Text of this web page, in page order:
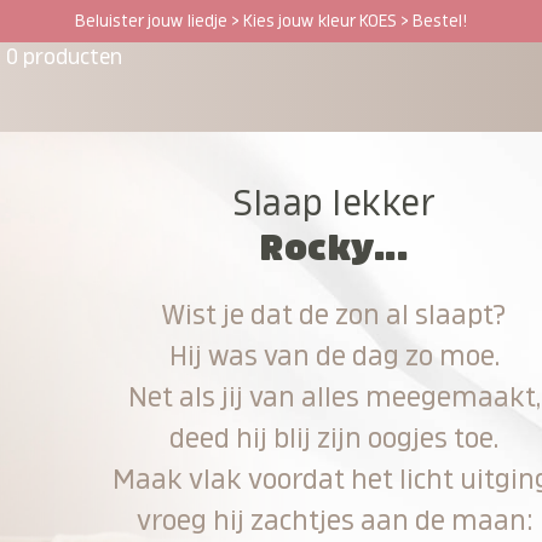
Beluister jouw liedje > Kies jouw kleur KOES > Bestel!
0 producten
Slaap lekker
Rocky...
Wist je dat de zon al slaapt?
Hij was van de dag zo moe.
Net als jij van alles meegemaakt,
deed hij blij zijn oogjes toe.
Maak vlak voordat het licht
vroeg hij zachtjes aan de maan: